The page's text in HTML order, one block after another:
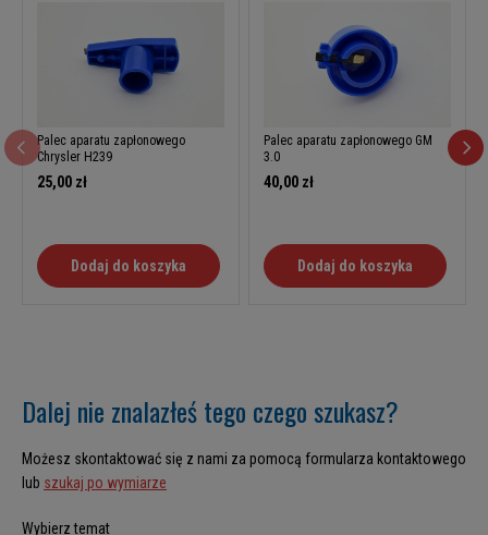
Palec aparatu zapłonowego
Chrysler H239
25,00 zł
Dodaj do koszyka
Palec aparatu zapłonowego GM
3.0
40,00 zł
Dodaj do koszyka
Dalej nie znalazłeś tego czego szukasz?
Możesz skontaktować się z nami za pomocą formularza kontaktowego
lub szukaj po wymiarze